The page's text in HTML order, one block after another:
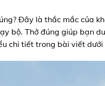
Đây là thắc mắc của
bộ. Thở đúng giúp bạn
chi tiết trong bài viết dưới